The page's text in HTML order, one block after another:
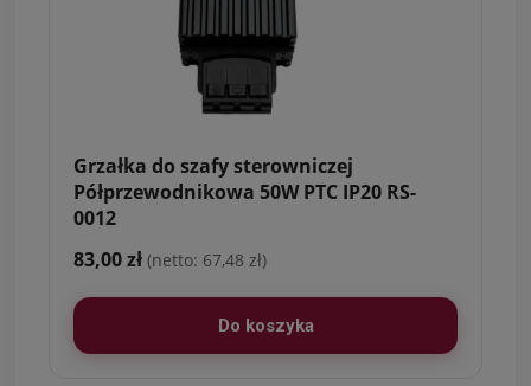
Grzałka do szafy sterowniczej
Półprzewodnikowa 50W PTC IP20 RS-
0012
83,00 zł (netto: 67,48 zł)
Do koszyka